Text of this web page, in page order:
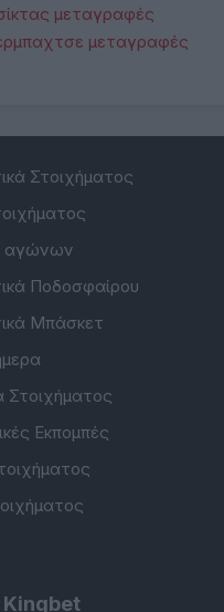
μεταγραφές
μεταγραφές
Στοιχήματος
αγώνων
Ποδοσφαίρου
Μπάσκετ
Στοιχήματος
Εκπομπές
Kingbet